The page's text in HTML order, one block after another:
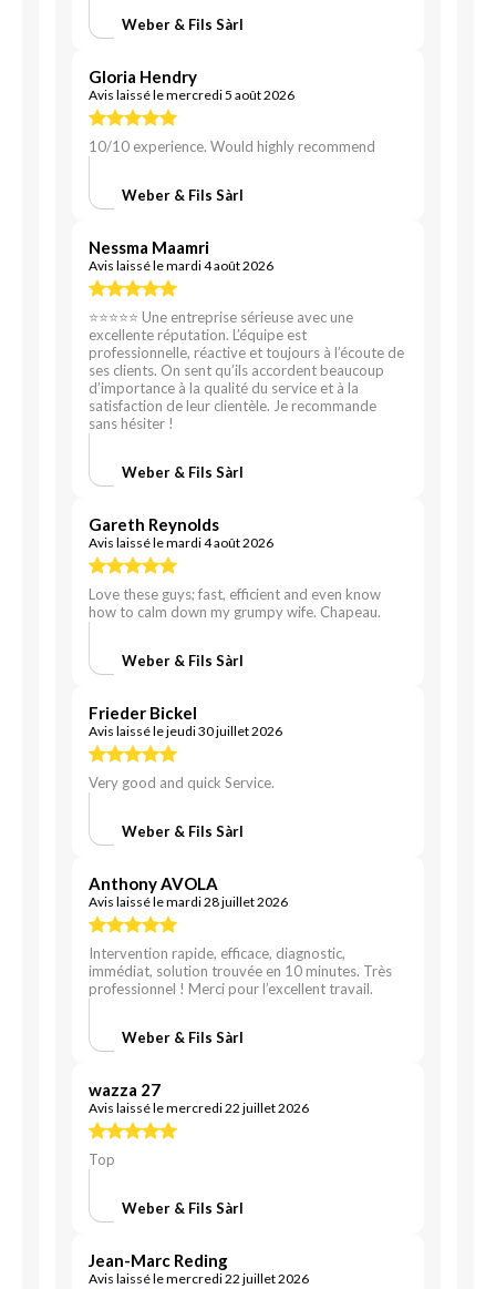
Weber & Fils Sàrl
Gloria Hendry
Avis laissé le mercredi 5 août 2026
10/10 experience. Would highly recommend
Weber & Fils Sàrl
Nessma Maamri
Avis laissé le mardi 4 août 2026
⭐⭐⭐⭐⭐ Une entreprise sérieuse avec une
excellente réputation. L’équipe est
professionnelle, réactive et toujours à l’écoute de
ses clients. On sent qu’ils accordent beaucoup
d’importance à la qualité du service et à la
satisfaction de leur clientèle. Je recommande
sans hésiter !
Weber & Fils Sàrl
Gareth Reynolds
Avis laissé le mardi 4 août 2026
Love these guys; fast, efficient and even know
how to calm down my grumpy wife. Chapeau.
Weber & Fils Sàrl
Frieder Bickel
Avis laissé le jeudi 30 juillet 2026
Very good and quick Service.
Weber & Fils Sàrl
Anthony AVOLA
Avis laissé le mardi 28 juillet 2026
Intervention rapide, efficace, diagnostic,
immédiat, solution trouvée en 10 minutes. Très
professionnel ! Merci pour l’excellent travail.
Weber & Fils Sàrl
wazza 27
Avis laissé le mercredi 22 juillet 2026
Top
Weber & Fils Sàrl
Jean-Marc Reding
Avis laissé le mercredi 22 juillet 2026